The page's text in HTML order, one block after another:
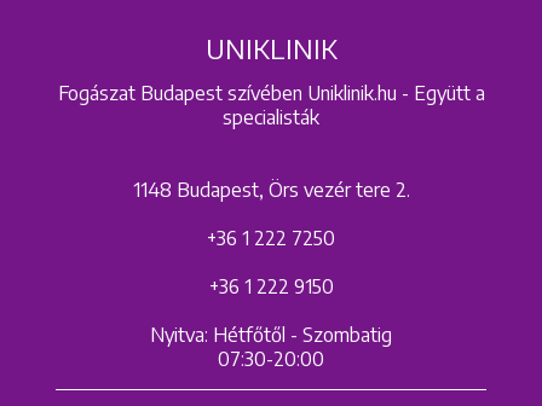
UNIKLINIK
Fogászat Budapest szívében Uniklinik.hu - Együtt a
specialisták
1148 Budapest, Örs vezér tere 2.
+36 1 222 7250
+36 1 222 9150
Nyitva: Hétfőtől - Szombatig
07:30-20:00